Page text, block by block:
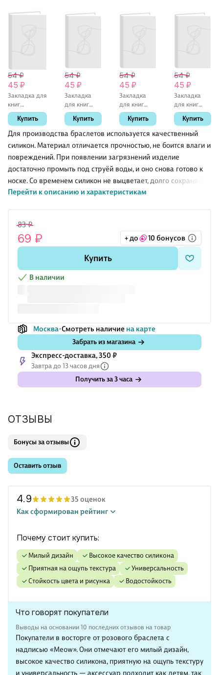
Для производства браслетов используется качественный
силикон. Материал отличается прочностью, не боится влаги и
повреждений. При появлении загрязнений изделие
достаточно промыть под струёй воды, и оно снова готово к
носке. Со временем силикон не выцветает, долго сохраняет
первоначальный вид.
взрослым. Такой браслет дополнит образ как парней, так и
девушек. Браслет можно купить для себя или в подарок
фанатам минимализма, оригинальных аксессуаров.
Перейти к описанию и характеристикам
54 ₽
45 ₽
Закладка для
книг
«Аниме»,
пластик
Купить
54 ₽
45 ₽
Закладка
для книг
«Аниме.
Страничка
манги ч/б»,
пластик, Yoi
Купить
54 ₽
45 ₽
Закладка
для книг
«Гранж»,
пластик, Yoi
Купить
54 ₽
45 ₽
Закладка
для книг
«Аниме.
Парочка.
Цветные»,
Купить
83 ₽
69 ₽ + до 10 бонусов
Купить
В наличии
Москва Смотреть наличие на карте
Забрать из магазина
Экспресс-доставка, 350 ₽
Завтра до 13 часов дня
Получить за 3 часа
ОТЗЫВЫ
Бонусы за отзывы
Оставить отзыв
4.9
35 оценок
Как сформирован рейтинг
Почему стоит купить:
милый дизайн
высокое качество силикона
приятная на ощупь текстура
универсальность
стойкость цвета и рисунка
водостойкость
Что говорят покупатели
Выводы на основании 10 последних отзывов на товар
Покупатели в восторге от розового браслета с
надписью «Meow». Они отмечают его милый дизайн,
высокое качество силикона, приятную на ощупь текстуру
и универсальность — аксессуар подходит как детям, так